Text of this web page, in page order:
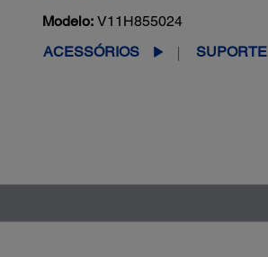
Modelo: V11H855024
ACESSÓRIOS
SUPORTE